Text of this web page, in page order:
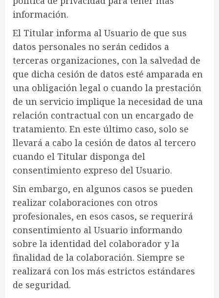
información.
El Titular informa al Usuario de que sus
datos personales no serán cedidos a
terceras organizaciones, con la salvedad de
que dicha cesión de datos esté amparada en
una obligación legal o cuando la prestación
de un servicio implique la necesidad de una
relación contractual con un encargado de
tratamiento. En este último caso, solo se
llevará a cabo la cesión de datos al tercero
cuando el Titular disponga del
consentimiento expreso del Usuario.
Sin embargo, en algunos casos se pueden
realizar colaboraciones con otros
profesionales, en esos casos, se requerirá
consentimiento al Usuario informando
sobre la identidad del colaborador y la
finalidad de la colaboración. Siempre se
realizará con los más estrictos estándares
de seguridad.